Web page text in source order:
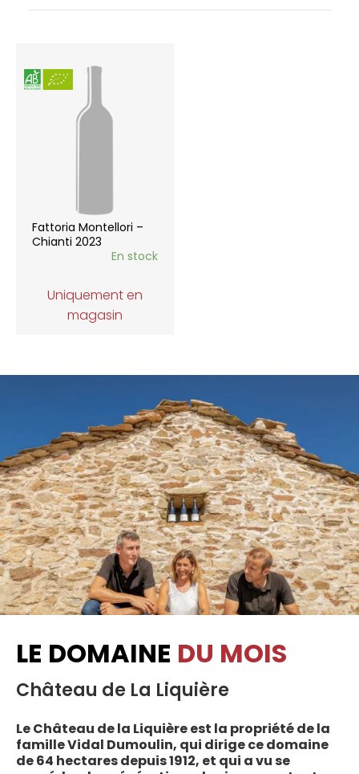
Fattoria Montellori –
Chianti 2023
En stock
Uniquement en
magasin
LE DOMAINE DU MOIS
Château de La Liquière
Le Château de la Liquière est la propriété de la
famille Vidal Dumoulin, qui dirige ce domaine
de 64 hectares depuis 1912, et qui a vu se